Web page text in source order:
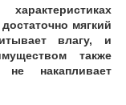
мягкий
влагу, и
также
накапливает